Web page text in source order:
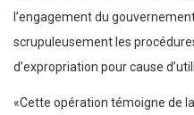
l’engagement du
scrupuleusement les
d’expropriation pour cause
«Cette opération témoigne de